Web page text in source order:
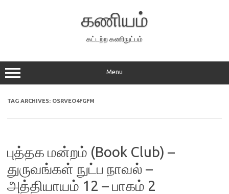
கணியம்
கட்டற்ற கணிநுட்பம்
Menu
TAG ARCHIVES: OSRVEO4FGFM
புத்தக மன்றம் (Book Club) –
துருவங்கள் நுட்ப நாவல் –
அத்தியாயம் 12 – பாகம் 2